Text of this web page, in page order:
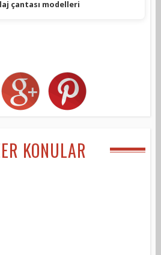
çantası modelleri
KONULAR